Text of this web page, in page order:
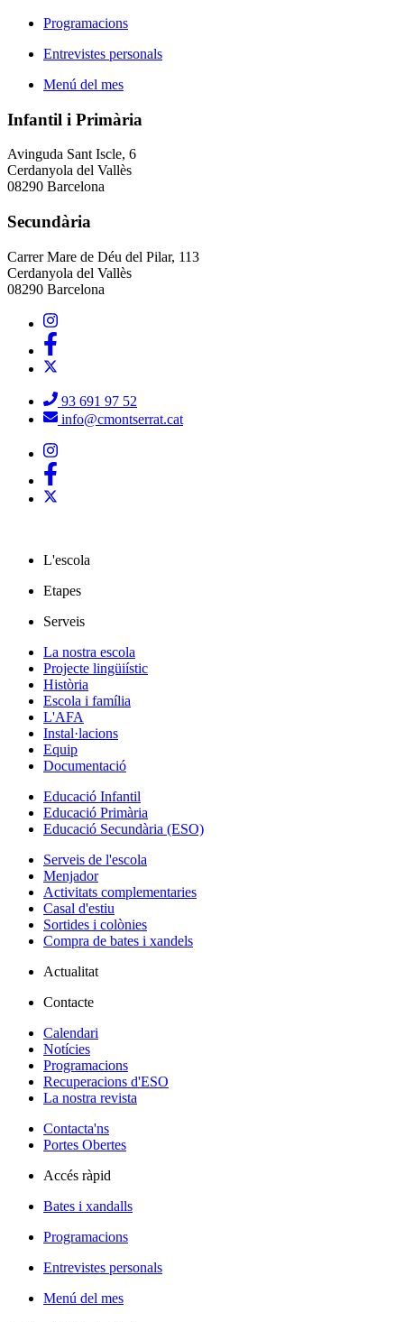
Programacions
Entrevistes personals
Menú del mes
Infantil i Primària
Avinguda Sant Iscle, 6
Cerdanyola del Vallès
08290 Barcelona
Secundària
Carrer Mare de Déu del Pilar, 113
Cerdanyola del Vallès
08290 Barcelona
93 691 97 52
info@cmontserrat.cat
L'escola
Etapes
Serveis
La nostra escola
Projecte lingüiístic
Història
Escola i família
L'AFA
Instal·lacions
Equip
Documentació
Educació Infantil
Educació Primària
Educació Secundària (ESO)
Serveis de l'escola
Menjador
Activitats complementaries
Casal d'estiu
Sortides i colònies
Compra de bates i xandels
Actualitat
Contacte
Calendari
Notícies
Programacions
Recuperacions d'ESO
La nostra revista
Contacta'ns
Portes Obertes
Accés ràpid
Bates i xandalls
Programacions
Entrevistes personals
Menú del mes